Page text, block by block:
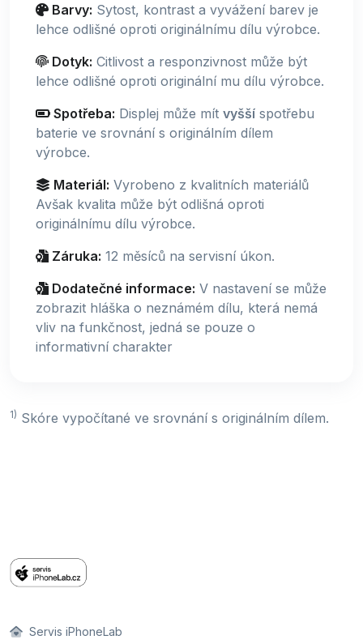
Barvy: Sytost, kontrast a vyvážení barev je
lehce odlišné oproti originálnímu dílu výrobce.
Dotyk: Citlivost a responzivnost může být
lehce odlišné oproti originální mu dílu výrobce.
Spotřeba: Displej může mít vyšší spotřebu
baterie ve srovnání s originálním dílem
výrobce.
Materiál: Vyrobeno z kvalitních materiálů
Avšak kvalita může být odlišná oproti
originálnímu dílu výrobce.
Záruka: 12 měsíců na servisní úkon.
Dodatečné informace: V nastavení se může
zobrazit hláška o neznámém dílu, která nemá
vliv na funkčnost, jedná se pouze o
informativní charakter
1) Skóre vypočítané ve srovnání s originálním dílem.
Servis iPhoneLab